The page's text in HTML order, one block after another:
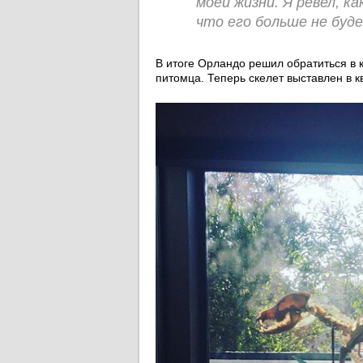
что его больше не
В итоге Орландо решил обратиться в
питомца. Теперь скелет выставлен в